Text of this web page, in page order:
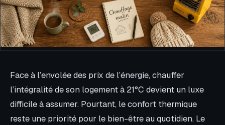
Face à l’envolée des prix de l’énergie, chauffer
l’intégralité de son logement à 21°C devient un luxe
difficile à assumer. Pourtant, le confort thermique
reste une priorité pour le bien-être au quotidien. Le